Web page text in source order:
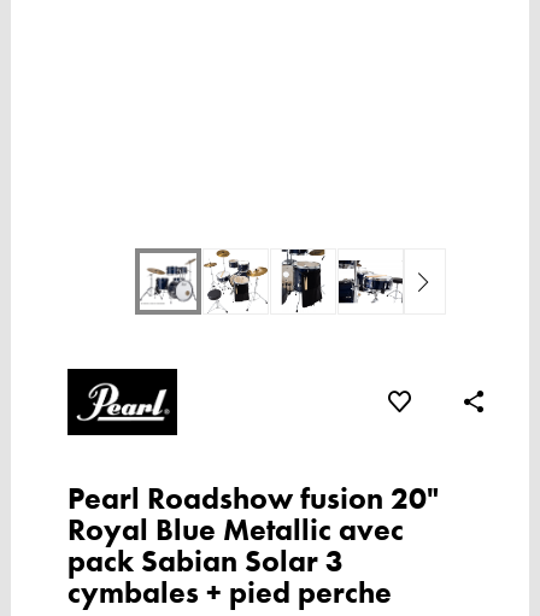
Pearl Roadshow fusion 20"
Royal Blue Metallic avec
pack Sabian Solar 3
cymbales + pied perche